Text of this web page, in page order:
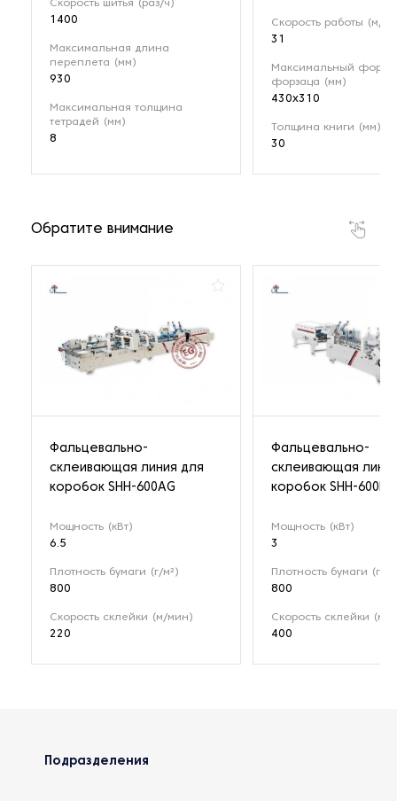
Скорость шитья (раз/ч)
1400
Максимальная длина
переплета (мм)
930
Максимальная толщина
тетрадей (мм)
8
Скорость работы (м/
31
Максимальный
форзаца (мм)
430x310
Толщина книги (мм)
30
Обратите внимание
Фальцевально-
склеивающая линия для
коробок SHH-600AG
Мощность (кВт)
6.5
Плотность бумаги (г/м²)
800
Скорость склейки (м/мин)
220
Фальцевально-
склеивающая
коробок SHH-600B
Мощность (кВт)
3
Плотность бумаги (г/
800
Скорость склейки (м/
400
Подразделения